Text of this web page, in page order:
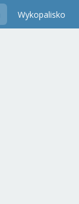
Wykopalisko